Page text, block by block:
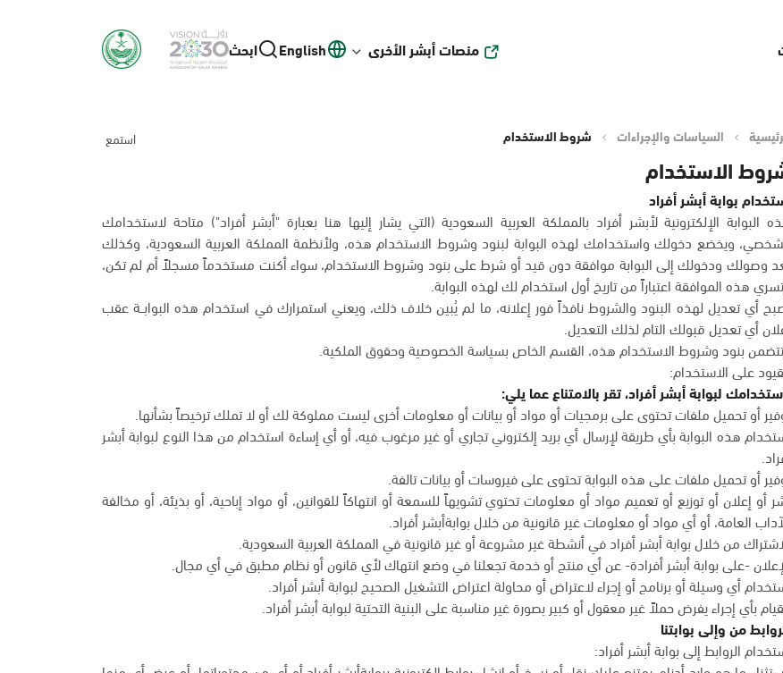
منصات أبشر الأخرى English ابحث
السياسات والإجراءات شروط الاستخدام استمع
الاستخدام
بوابة أبشر أفراد
البوابة الإلكترونية لأبشر أفراد بالمملكة العربية السعودية (التي يشار إليها هنا بعبارة "أبشر أفراد") متاحة لاستخدامك
ويخضع دخولك واستخدامك لهذه البوابة لبنود وشروط الاستخدام هذه، ولأنظمة المملكة العربية السعودية، وكذلك
وصولك ودخولك إلى البوابة موافقة دون قيد أو شرط على بنود وشروط الاستخدام، سواء أكنت مستخدماً مسجلاً أم لم تكن،
هذه الموافقة اعتباراً من تاريخ أول استخدام لك لهذه البوابة.
أي تعديل لهذه البنود والشروط نافذاً فور إعلانه، ما لم يُبين خلاف ذلك، ويعني استمرارك في استخدام هذه البوابــة عقب
أي تعديل قبولك التام لذلك التعديل.
بنود وشروط الاستخدام هذه، القسم الخاص بسياسة الخصوصية وحقوق الملكية.
على الاستخدام:
لبوابة أبشر أفراد، تقر بالامتناع عما يلي:
أو تحميل ملفات تحتوى على برمجيات أو مواد أو بيانات أو معلومات أخرى ليست مملوكة لك أو لا تملك ترخيصاً بشأنها.
هذه البوابة بأي طريقة لإرسال أي بريد إلكتروني تجاري أو غير مرغوب فيه، أو أي إساءة استخدام من هذا النوع لبوابة أبشر
أو تحميل ملفات على هذه البوابة تحتوى على فيروسات أو بيانات تالفة.
أو إعلان أو توزيع أو تعميم مواد أو معلومات تحتوي تشويهاً للسمعة أو انتهاكاً للقوانين، أو مواد إباحية، أو بذيئة، أو مخالفة
العامة، أو أي مواد أو معلومات غير قانونية من خلال بوابةأبشر أفراد.
من خلال بوابة أبشر أفراد في أنشطة غير مشروعة أو غير قانونية في المملكة العربية السعودية.
-على بوابة أبشر أفرادة- عن أي منتج أو خدمة تجعلنا في وضع انتهاك لأي قانون أو نظام مطبق في أي مجال.
أي وسيلة أو برنامج أو إجراء لاعتراض أو محاولة اعتراض التشغيل الصحيح لبوابة أبشر أفراد.
بأي إجراء يفرض حملاً غير معقول أو كبير بصورة غير مناسبة على البنية التحتية لبوابة أبشر أفراد.
من وإلى بوابتنا
الروابط إلى بوابة أبشر أفراد: